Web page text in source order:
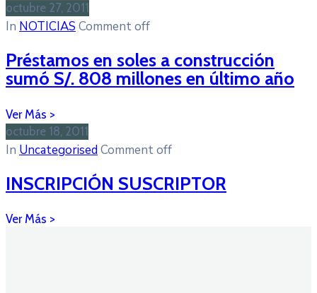
octubre 27, 2011
In NOTICIAS Comment off
Préstamos en soles a construcción
sumó S/. 808 millones en último año
octubre 18, 2011
In UncategorisedComment off
INSCRIPCIÓN SUSCRIPTOR